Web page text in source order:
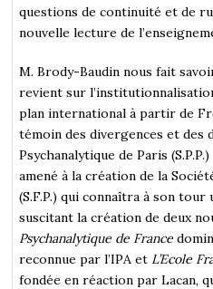
questions de continuité et de
nouvelle lecture de
M. Brody-Baudin nous fait
revient sur
plan international à partir de
témoin des divergences et des
Psychanalytique de Paris
amené à la création de la
(S.F.P.) qui connaîtra à son tour
suscitant la création de deux
Psychanalytique de France
reconnue par l’IPA et L’Ecole
fondée en réaction par Lacan,